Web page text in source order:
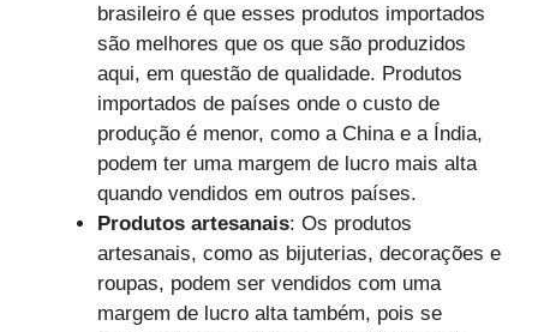
brasileiro é que esses produtos importados
são melhores que os que são produzidos
aqui, em questão de qualidade. Produtos
importados de países onde o custo de
produção é menor, como a China e a Índia,
podem ter uma margem de lucro mais alta
quando vendidos em outros países.
Produtos artesanais: Os produtos
artesanais, como as bijuterias, decorações e
roupas, podem ser vendidos com uma
margem de lucro alta também, pois se